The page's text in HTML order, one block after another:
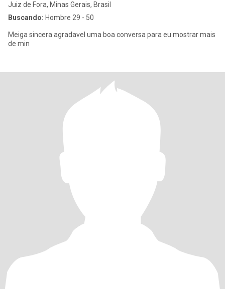
Juiz de Fora, Minas Gerais, Brasil
Buscando: Hombre 29 - 50
Meiga sincera agradavel uma boa conversa para eu mostrar mais
de min